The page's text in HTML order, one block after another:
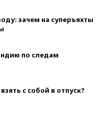
зачем на суперъяхты
по следам
с собой в отпуск?